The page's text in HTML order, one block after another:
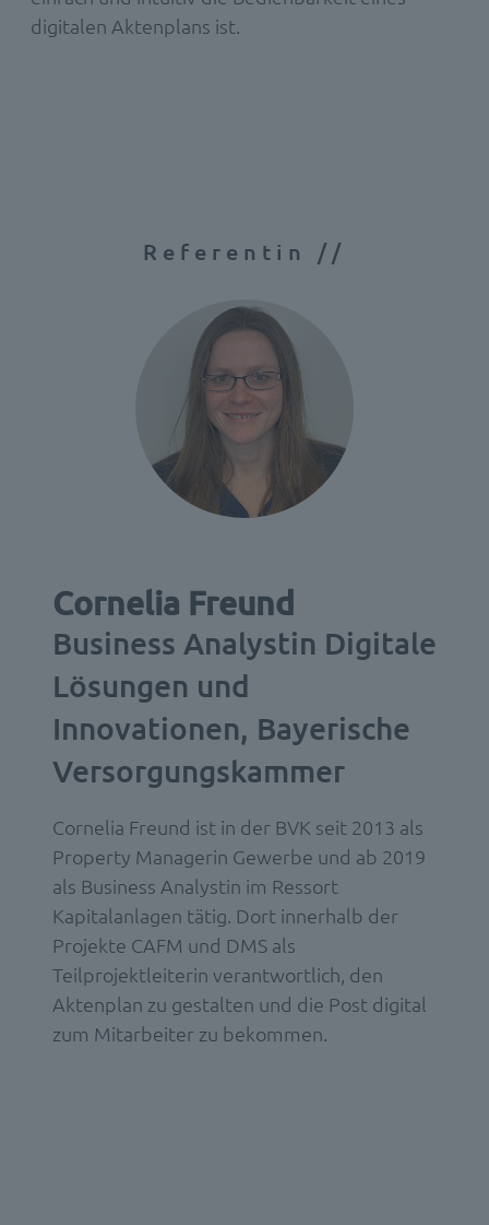
digitalen Aktenplans ist.
Referentin //
Cornelia Freund
Business Analystin Digitale
Lösungen und
Innovationen, Bayerische
Versorgungskammer
Cornelia Freund ist in der BVK seit 2013 als
Property Managerin Gewerbe und ab 2019
als Business Analystin im Ressort
Kapitalanlagen tätig. Dort innerhalb der
Projekte CAFM und DMS als
Teilprojektleiterin verantwortlich, den
Aktenplan zu gestalten und die Post digital
zum Mitarbeiter zu bekommen.